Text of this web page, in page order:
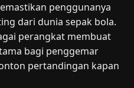
penggunanya
dari dunia sepak bola.
perangkat membuat
bagi penggemar
pertandingan kapan